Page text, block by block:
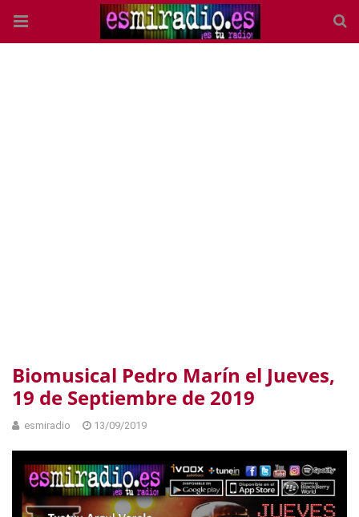
Biomusical Pedro Marín el Jueves,
19 de Septiembre de 2019
esmiradio 13/09/2019